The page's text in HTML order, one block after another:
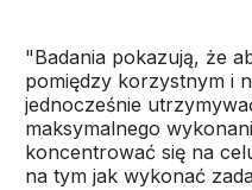
"Badania pokazują, że
pomiędzy korzystnym i
jednocześnie
maksymalnego
koncentrować się na
na tym jak wykonać